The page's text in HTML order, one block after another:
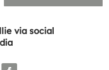
via social